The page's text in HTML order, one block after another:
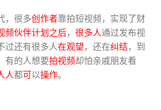
，很多创作者靠拍短视频，实现了财
频伙伴计划之后， 很多人通过发布视
过还有很多人在观望，还在纠结，到
有的人想要拍视频却怕亲戚朋友看
人都可以操作。